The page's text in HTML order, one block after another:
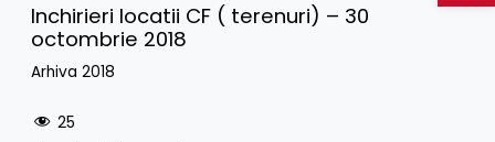
Inchirieri locatii CF ( terenuri) – 30
octombrie 2018
Arhiva 2018
25